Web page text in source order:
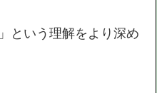
という理解をより深め